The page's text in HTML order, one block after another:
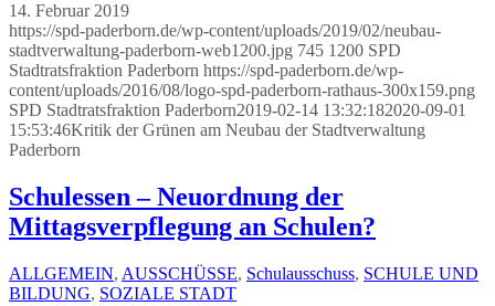
14. Februar 2019
https://spd-paderborn.de/wp-content/uploads/2019/02/neubau-
stadtverwaltung-paderborn-web1200.jpg 745 1200 SPD
Stadtratsfraktion Paderborn https://spd-paderborn.de/wp-
content/uploads/2016/08/logo-spd-paderborn-rathaus-300x159.png
SPD Stadtratsfraktion Paderborn2019-02-14 13:32:182020-09-01
15:53:46Kritik der Grünen am Neubau der Stadtverwaltung
Paderborn
Schulessen – Neuordnung der
Mittagsverpflegung an Schulen?
ALLGEMEIN, AUSSCHÜSSE, Schulausschuss, SCHULE UND
BILDUNG, SOZIALE STADT